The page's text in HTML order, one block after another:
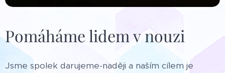
Pomáháme lidem v nouzi
Jsme spolek darujeme-naději a naším cílem je